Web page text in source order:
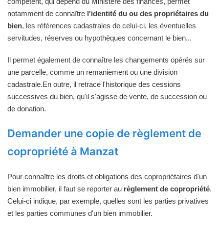
notamment de connaître l'identité du ou des propriétaires du
bien, les références cadastrales de celui-ci, les éventuelles
servitudes, réserves ou hypothèques concernant le bien...
Il permet également de connaître les changements opérés sur
une parcelle, comme un remaniement ou une division
cadastrale.En outre, il retrace l'historique des cessions
successives du bien, qu'il s'agisse de vente, de succession ou
de donation.
Demander une copie de règlement de
copropriété à Manzat
Pour connaître les droits et obligations des copropriétaires d'un
bien immobilier, il faut se reporter au règlement de copropriété.
Celui-ci indique, par exemple, quelles sont les parties privatives
et les parties communes d'un bien immobilier.